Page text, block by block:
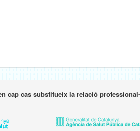
cap cas substitueix la relació